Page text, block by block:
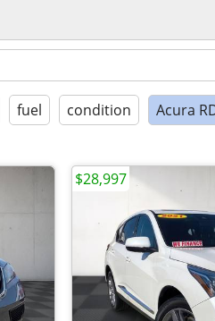
fuel condition Acura
$28,997